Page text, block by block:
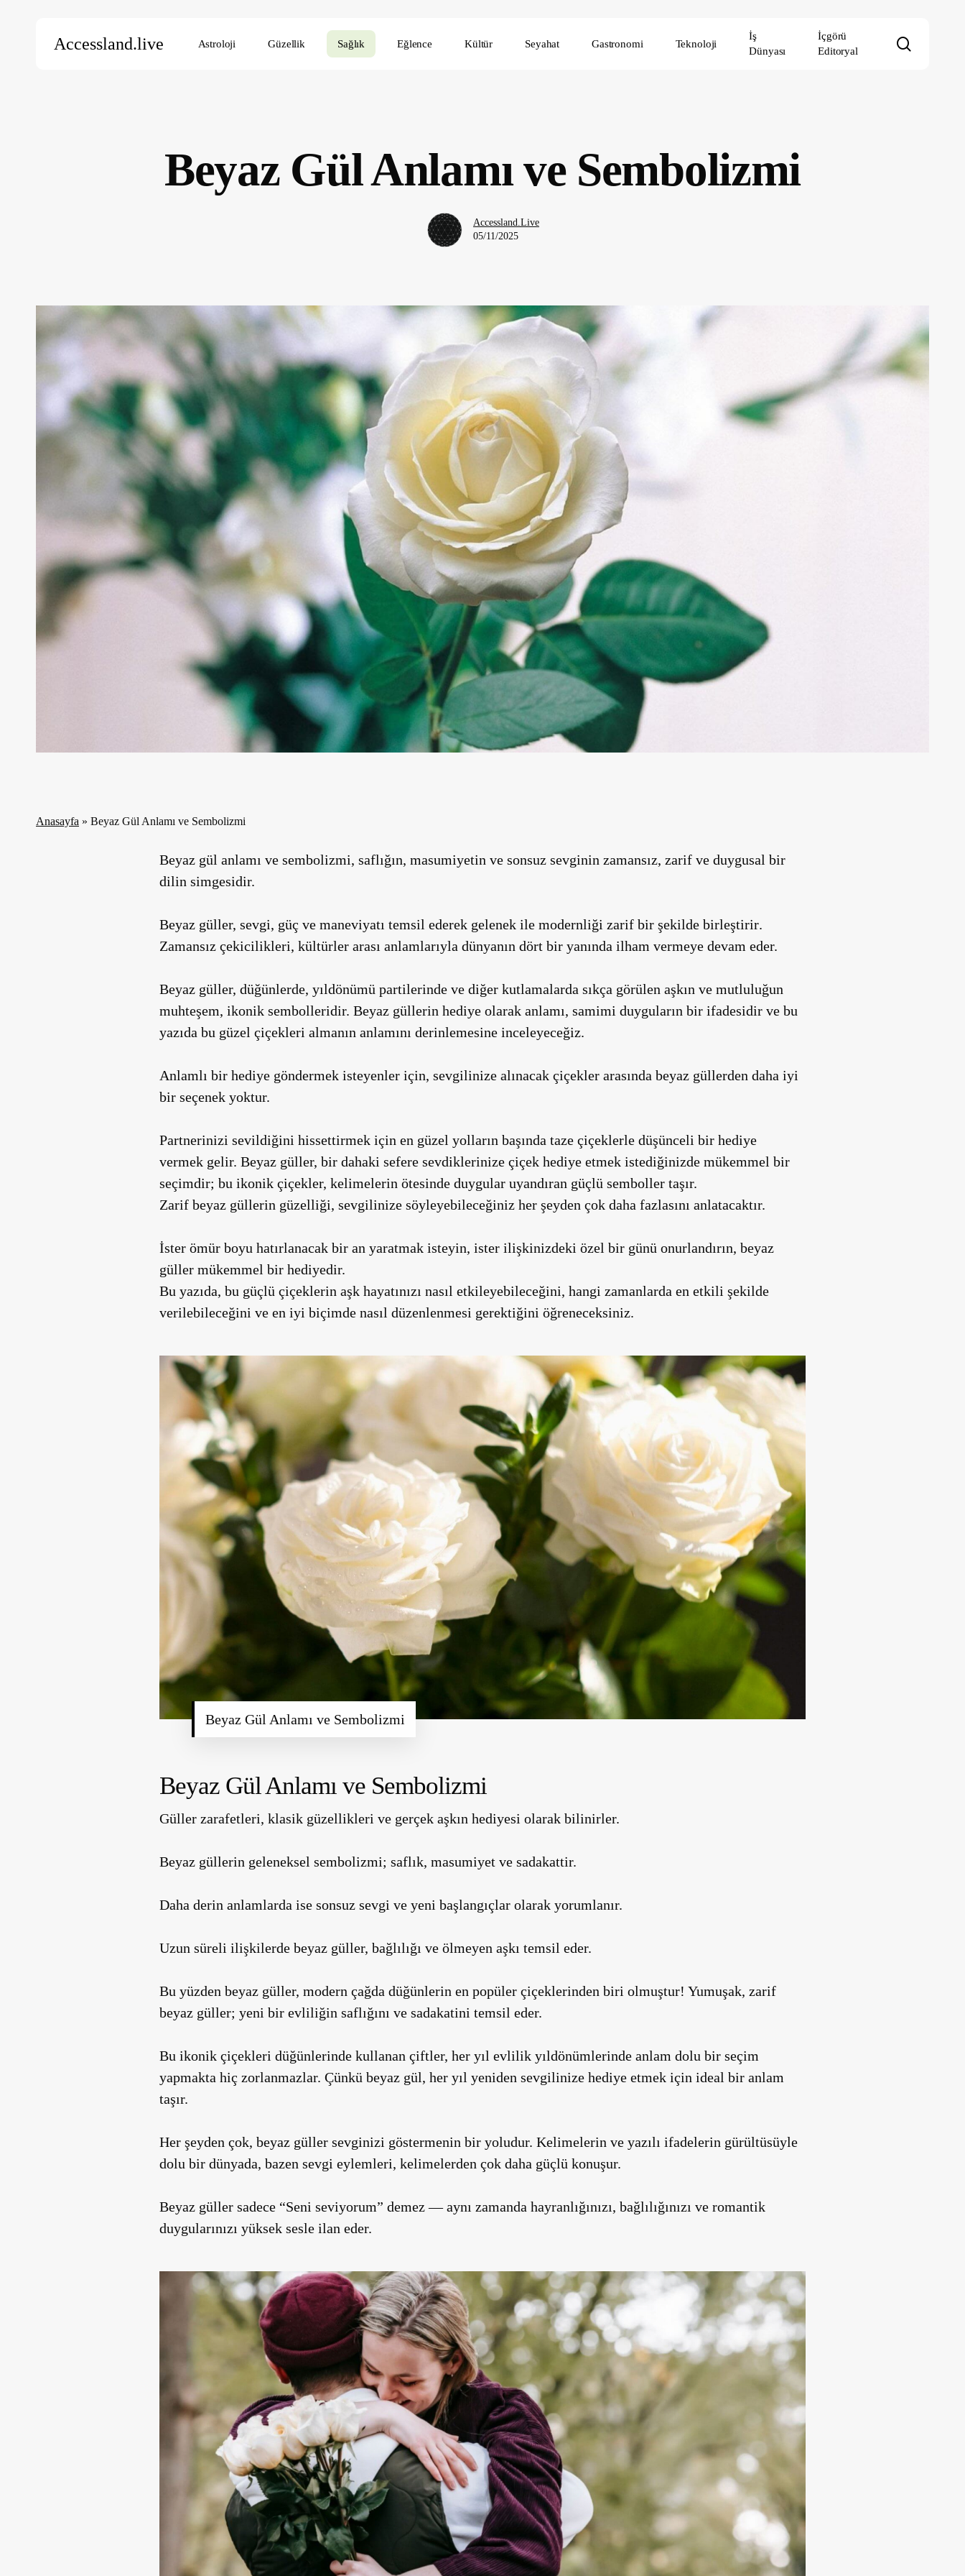
Accessland.live Astroloji Güzellik Sağlık Eğlence Kültür Seyahat Gastronomi Teknoloji
İş
Dünyası
İçgörü
Editoryal
Beyaz Gül Anlamı ve Sembolizmi
Accessland.Live
05/11/2025
Anasayfa » Beyaz Gül Anlamı ve Sembolizmi
Beyaz gül anlamı ve sembolizmi, saflığın, masumiyetin ve sonsuz sevginin zamansız, zarif ve duygusal bir
dilin simgesidir.
Beyaz güller, sevgi, güç ve maneviyatı temsil ederek gelenek ile modernliği zarif bir şekilde birleştirir.
Zamansız çekicilikleri, kültürler arası anlamlarıyla dünyanın dört bir yanında ilham vermeye devam eder.
Beyaz güller, düğünlerde, yıldönümü partilerinde ve diğer kutlamalarda sıkça görülen aşkın ve mutluluğun
muhteşem, ikonik sembolleridir. Beyaz güllerin hediye olarak anlamı, samimi duyguların bir ifadesidir ve bu
yazıda bu güzel çiçekleri almanın anlamını derinlemesine inceleyeceğiz.
Anlamlı bir hediye göndermek isteyenler için, sevgilinize alınacak çiçekler arasında beyaz güllerden daha iyi
bir seçenek yoktur.
Partnerinizi sevildiğini hissettirmek için en güzel yolların başında taze çiçeklerle düşünceli bir hediye
vermek gelir. Beyaz güller, bir dahaki sefere sevdiklerinize çiçek hediye etmek istediğinizde mükemmel bir
seçimdir; bu ikonik çiçekler, kelimelerin ötesinde duygular uyandıran güçlü semboller taşır.
Zarif beyaz güllerin güzelliği, sevgilinize söyleyebileceğiniz her şeyden çok daha fazlasını anlatacaktır.
İster ömür boyu hatırlanacak bir an yaratmak isteyin, ister ilişkinizdeki özel bir günü onurlandırın, beyaz
güller mükemmel bir hediyedir.
Bu yazıda, bu güçlü çiçeklerin aşk hayatınızı nasıl etkileyebileceğini, hangi zamanlarda en etkili şekilde
verilebileceğini ve en iyi biçimde nasıl düzenlenmesi gerektiğini öğreneceksiniz.
Beyaz Gül Anlamı ve Sembolizmi
Beyaz Gül Anlamı ve Sembolizmi
Güller zarafetleri, klasik güzellikleri ve gerçek aşkın hediyesi olarak bilinirler.
Beyaz güllerin geleneksel sembolizmi; saflık, masumiyet ve sadakattir.
Daha derin anlamlarda ise sonsuz sevgi ve yeni başlangıçlar olarak yorumlanır.
Uzun süreli ilişkilerde beyaz güller, bağlılığı ve ölmeyen aşkı temsil eder.
Bu yüzden beyaz güller, modern çağda düğünlerin en popüler çiçeklerinden biri olmuştur! Yumuşak, zarif
beyaz güller; yeni bir evliliğin saflığını ve sadakatini temsil eder.
Bu ikonik çiçekleri düğünlerinde kullanan çiftler, her yıl evlilik yıldönümlerinde anlam dolu bir seçim
yapmakta hiç zorlanmazlar. Çünkü beyaz gül, her yıl yeniden sevgilinize hediye etmek için ideal bir anlam
taşır.
Her şeyden çok, beyaz güller sevginizi göstermenin bir yoludur. Kelimelerin ve yazılı ifadelerin gürültüsüyle
dolu bir dünyada, bazen sevgi eylemleri, kelimelerden çok daha güçlü konuşur.
Beyaz güller sadece “Seni seviyorum” demez — aynı zamanda hayranlığınızı, bağlılığınızı ve romantik
duygularınızı yüksek sesle ilan eder.